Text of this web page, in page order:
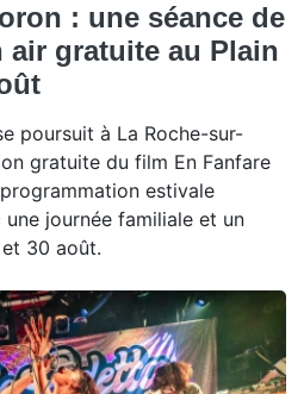
: une séance de
air gratuite au Plain
poursuit à La Roche-sur-
gratuite du film En Fanfare
estivale
une journée familiale et un
30 août.